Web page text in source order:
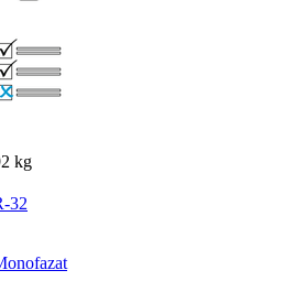
kg
32